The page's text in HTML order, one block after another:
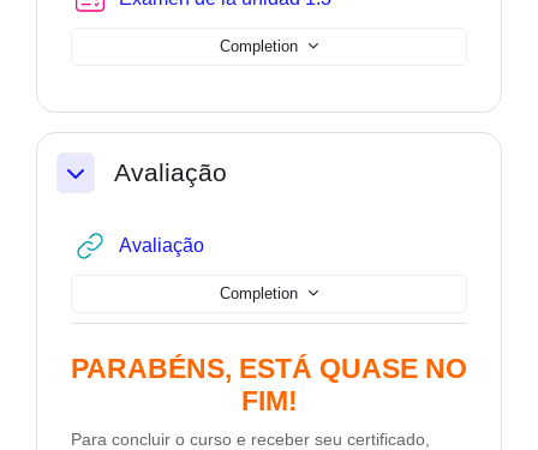
Completion
Avaliação
AvaliaçãoURL
Completion
PARABÉNS, ESTÁ QUASE NO
FIM!
Para concluir o curso e receber seu certificado,